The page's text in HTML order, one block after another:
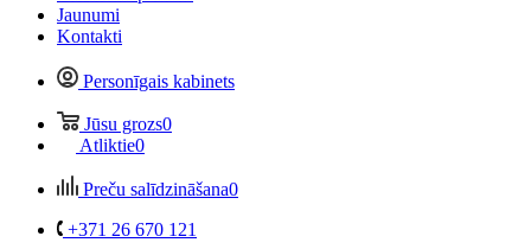
Jaunumi
Kontakti
Personīgais kabinets
Jūsu grozs0
Atliktie0
Preču salīdzināšana0
+371 26 670 121